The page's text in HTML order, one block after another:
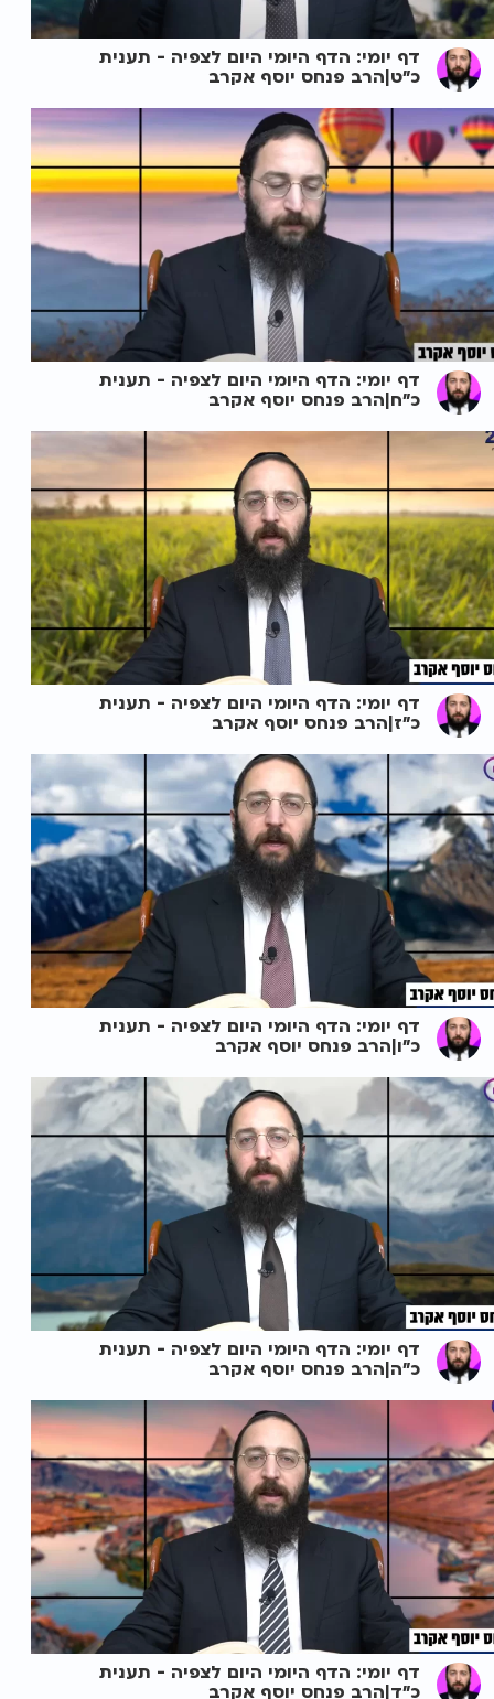
דף יומי: הדף היומי היום לצפיה - תענית
כ"ט|הרב פנחס יוסף אקרב
דף יומי: הדף היומי היום לצפיה - תענית
כ"ח|הרב פנחס יוסף אקרב
דף יומי: הדף היומי היום לצפיה - תענית
כ"ז|הרב פנחס יוסף אקרב
דף יומי: הדף היומי היום לצפיה - תענית
כ"ו|הרב פנחס יוסף אקרב
דף יומי: הדף היומי היום לצפיה - תענית
כ"ה|הרב פנחס יוסף אקרב
דף יומי: הדף היומי היום לצפיה - תענית
כ"ד|הרב פנחס יוסף אקרב